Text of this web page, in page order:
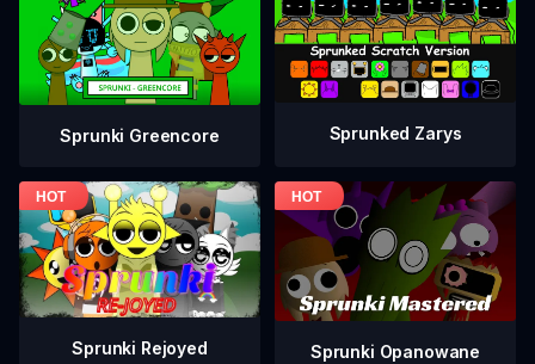
Sprunki Greencore Sprunked Zarys
Sprunki Rejoyed Sprunki Opanowane